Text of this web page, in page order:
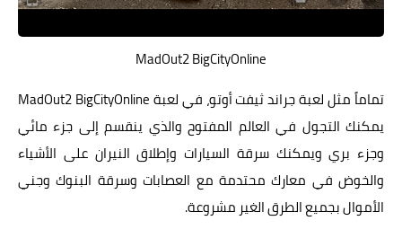
MadOut2 BigCityOnline
تماماً مثل لعبة جراند ثيفت أوتو، في لعبة MadOut2 BigCityOnline
يمكنك التجول في العالم المفتوح والذي ينقسم إلى جزء مائي
وجزء بري ويمكنك سرقة السيارات وإطلاق النيران على الأشياء
والخوض في معارك محتدمة مع العصابات وسرقة البنوك وجني
الأموال بجميع الطرق الغير مشروعة.